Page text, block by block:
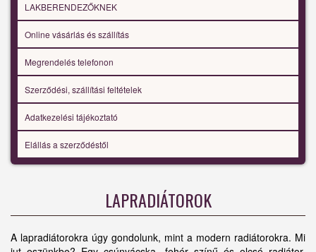
LAKBERENDEZŐKNEK
Online vásárlás és szállítás
Megrendelés telefonon
Szerződési, szállítási feltételek
Adatkezelési tájékoztató
Elállás a szerződéstől
LAPRADIÁTOROK
A lapradiátorokra úgy gondolunk, mint a modern radiátorokra. Mi